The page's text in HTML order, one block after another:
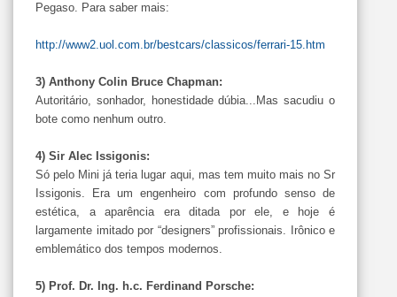
Pegaso. Para saber mais:
http://www2.uol.com.br/bestcars/classicos/ferrari-15.htm
3) Anthony Colin Bruce Chapman:
Autoritário, sonhador, honestidade dúbia...Mas sacudiu o
bote como nenhum outro.
4) Sir Alec Issigonis:
Só pelo Mini já teria lugar aqui, mas tem muito mais no Sr
Issigonis. Era um engenheiro com profundo senso de
estética, a aparência era ditada por ele, e hoje é
largamente imitado por “designers” profissionais. Irônico e
emblemático dos tempos modernos.
5) Prof. Dr. Ing. h.c. Ferdinand Porsche: